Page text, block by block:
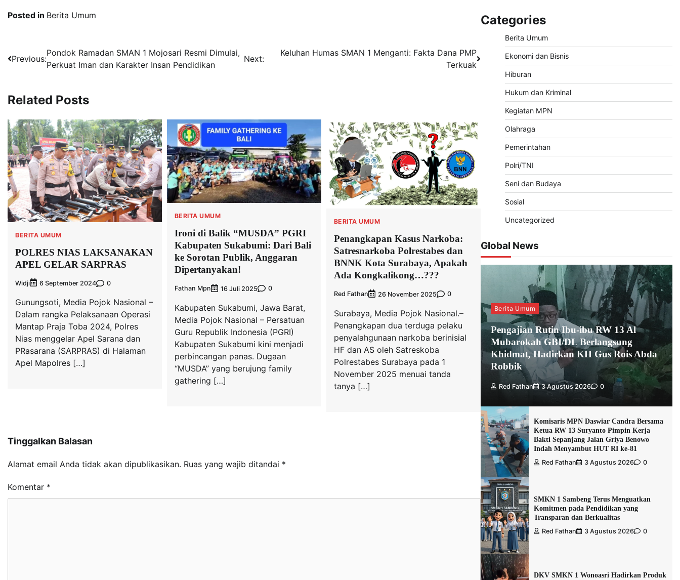
Posted in Berita Umum
Navigasi
Previous:
Pondok Ramadan SMAN 1 Mojosari Resmi Dimulai,
Perkuat Iman dan Karakter Insan Pendidikan
Next:
Keluhan Humas SMAN 1 Menganti: Fakta Dana PMP
Terkuak
Related Posts
BERITA UMUM
POLRES NIAS LAKSANAKAN
APEL GELAR SARPRAS
Widji 6 September 2024 0
Gunungsoti, Media Pojok Nasional –
Dalam rangka Pelaksanaan Operasi
Mantap Praja Toba 2024, Polres
Nias menggelar Apel Sarana dan
PRasarana (SARPRAS) di Halaman
Apel Mapolres […]
BERITA UMUM
Ironi di Balik “MUSDA” PGRI
Kabupaten Sukabumi: Dari Bali
ke Sorotan Publik, Anggaran
Dipertanyakan!
Fathan Mpn 16 Juli 2025 0
Kabupaten Sukabumi, Jawa Barat,
Media Pojok Nasional – Persatuan
Guru Republik Indonesia (PGRI)
Kabupaten Sukabumi kini menjadi
perbincangan panas. Dugaan
“MUSDA” yang berujung family
gathering […]
BERITA UMUM
Penangkapan Kasus Narkoba:
Satresnarkoba Polrestabes dan
BNNK Kota Surabaya, Apakah
Ada Kongkalikong…???
Red Fathan 26 November 2025 0
Surabaya, Media Pojok Nasional.–
Penangkapan dua terduga pelaku
penyalahgunaan narkoba berinisial
HF dan AS oleh Satreskoba
Polrestabes Surabaya pada 1
November 2025 menuai tanda
tanya […]
Tinggalkan Balasan
Alamat email Anda tidak akan dipublikasikan. Ruas yang wajib ditandai *
Komentar *
Categories
Berita Umum
Ekonomi dan Bisnis
Hiburan
Hukum dan Kriminal
Kegiatan MPN
Olahraga
Pemerintahan
Polri/TNI
Seni dan Budaya
Sosial
Uncategorized
Global News
Berita Umum
Pengajian Rutin Ibu-ibu RW 13 Al
Mubarokah GBI/DL Berlangsung
Khidmat, Hadirkan KH Gus Rois Abda
Robbik
Red Fathan 3 Agustus 2026 0
Komisaris MPN Daswiar Candra Bersama
Ketua RW 13 Suryanto Pimpin Kerja
Bakti Sepanjang Jalan Griya Benowo
Indah Menyambut HUT RI ke-81
Red Fathan 3 Agustus 2026 0
SMKN 1 Sambeng Terus Menguatkan
Komitmen pada Pendidikan yang
Transparan dan Berkualitas
Red Fathan 3 Agustus 2026 0
DKV SMKN 1 Wonoasri Hadirkan Produk